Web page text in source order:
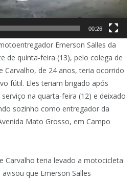
00:26
Emerson Salles da
de quinta-feira (13), pelo colega de
Carvalho, de 24 anos, teria ocorrido
fútil. Eles teriam brigado após
na quarta-feira (12) e deixado
sozinho como entregador da
Mato Grosso, em Campo
Carvalho teria levado a motocicleta
que Emerson Salles